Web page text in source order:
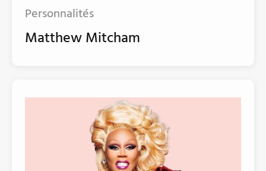
Personnalités
Matthew Mitcham